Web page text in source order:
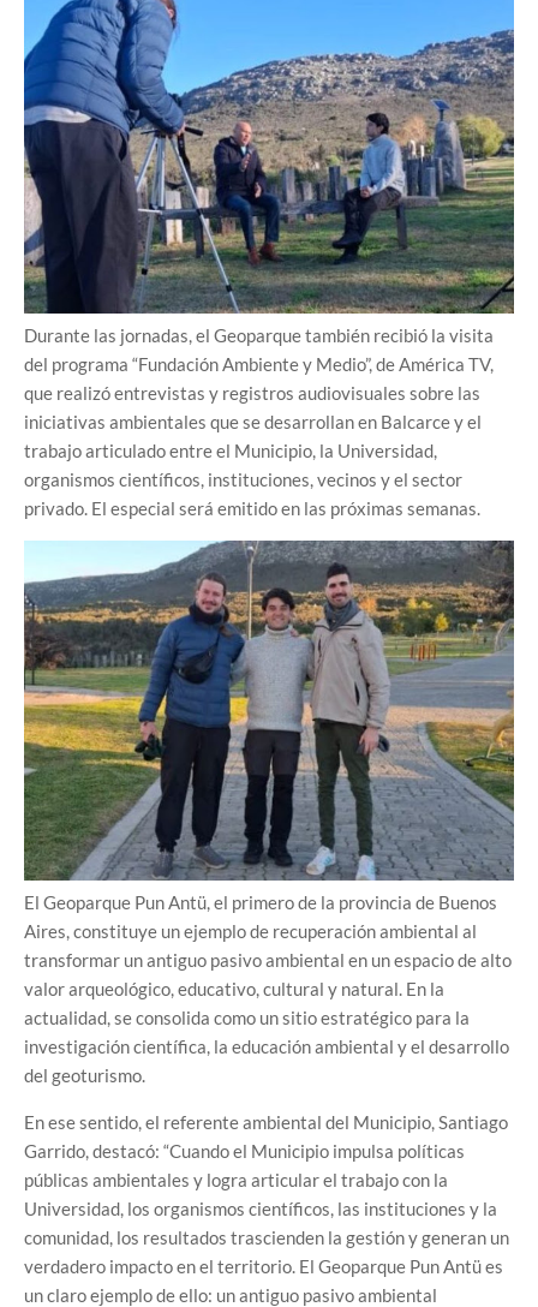
Durante las jornadas, el Geoparque también recibió la visita
del programa “Fundación Ambiente y Medio”, de América TV,
que realizó entrevistas y registros audiovisuales sobre las
iniciativas ambientales que se desarrollan en Balcarce y el
trabajo articulado entre el Municipio, la Universidad,
organismos científicos, instituciones, vecinos y el sector
privado. El especial será emitido en las próximas semanas.
El Geoparque Pun Antü, el primero de la provincia de Buenos
Aires, constituye un ejemplo de recuperación ambiental al
transformar un antiguo pasivo ambiental en un espacio de alto
valor arqueológico, educativo, cultural y natural. En la
actualidad, se consolida como un sitio estratégico para la
investigación científica, la educación ambiental y el desarrollo
del geoturismo.
En ese sentido, el referente ambiental del Municipio, Santiago
Garrido, destacó: “Cuando el Municipio impulsa políticas
públicas ambientales y logra articular el trabajo con la
Universidad, los organismos científicos, las instituciones y la
comunidad, los resultados trascienden la gestión y generan un
verdadero impacto en el territorio. El Geoparque Pun Antü es
un claro ejemplo de ello: un antiguo pasivo ambiental